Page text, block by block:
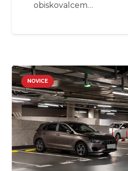
obiskovalcem…
NOVICE